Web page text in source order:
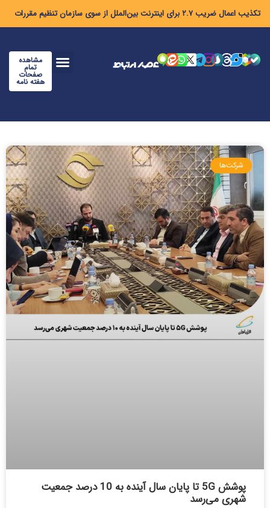
تکذیب اعمال ضریب ۲.۷ برای اینترنت بین‌الملل از سوی سازمان تنظیم مقررات
مشاهده
تمام
صفحات
هفته نامه
شرکت‌ها
پوشش 5G تا پایان سال آینده به 10 درصد جمعیت
شهری می‌رسد